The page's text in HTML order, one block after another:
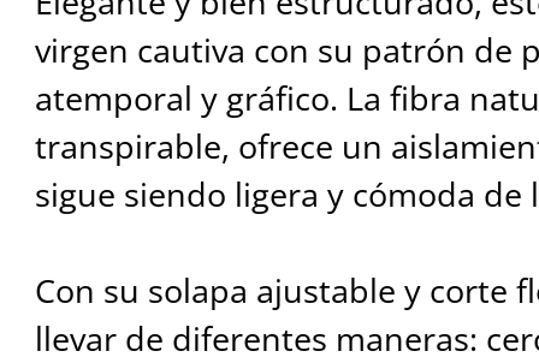
virgen cautiva con su patrón de
atemporal y gráfico. La fibra
transpirable, ofrece un
sigue siendo ligera y cómoda de
Con su solapa ajustable y corte
llevar de diferentes maneras: